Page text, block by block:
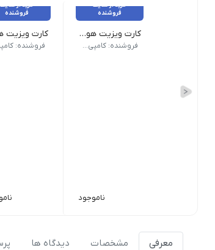
خرید از سایت
فروشنده
کارت ویزیت هوشمند QR سلفون مات مخمل برجسته جنس: گلاسه 300 گرم کُره‌ای
فروشنده: کامپی لینک
ناموجود
خرید از سایت
فروشنده
جنس: 500 میکرون PVC
معرفی مشخصات دیدگاه ها